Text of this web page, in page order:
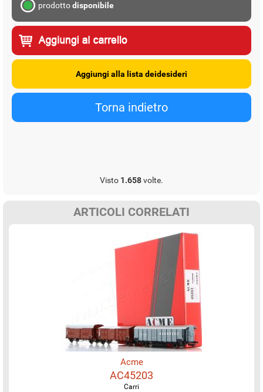
prodottodisponibile
Visto 1.658volte.
ARTICOLI CORRELATI
Acme
AC45203
Carri